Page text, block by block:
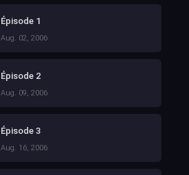
Épisode 1
Aug. 02, 2006
Épisode 2
Aug. 09, 2006
Épisode 3
Aug. 16, 2006